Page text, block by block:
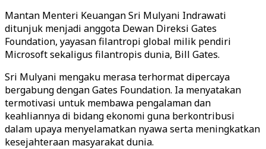
Mantan Menteri Keuangan Sri Mulyani Indrawati
ditunjuk menjadi anggota Dewan Direksi Gates
Foundation, yayasan filantropi global milik pendiri
Microsoft sekaligus filantropis dunia, Bill Gates.
Sri Mulyani mengaku merasa terhormat dipercaya
bergabung dengan Gates Foundation. Ia menyatakan
termotivasi untuk membawa pengalaman dan
keahliannya di bidang ekonomi guna berkontribusi
dalam upaya menyelamatkan nyawa serta meningkatkan
kesejahteraan masyarakat dunia.